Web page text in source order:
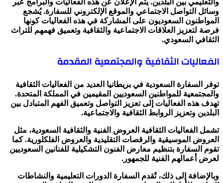
وسائل التواصل الاجتماعي والموقع الإلكتروني للسفارة. يُشجع
المواطنون السعوديون على المشاركة في هذه الفعاليات كونها
فرصة لتعزيز العلاقات الاجتماعية والثقافية وتعميق فهمهم للتراث
الثقافي السعودي.
الفعاليات الثقافية والمجتمعية المقدمة
توفر السفارة السعودية في بريطانيا العديد من الفعاليات الثقافية
والمجتمعية للمواطنين السعوديين المقيمين في المملكة المتحدة.
تهدف هذه الفعاليات إلى تعزيز التواصل وتعميق الفهم المتبادل بين
البلدين وتعزيز الروابط الثقافية والاجتماعية.
تشمل الفعاليات الثقافية العروض الفنية والثقافية السعودية، مثل
العروض الموسيقية والرقصات التقليدية والعروض الفلكلورية. كما
تقوم السفارة بتنظيم معارض الفنون التشكيلية للفنانين السعوديين
لعرض أعمالهم الفنية للجمهور.
وبالإضافة إلى ذلك، تُقدم السفارة الدورات التعليمية والنشاطات